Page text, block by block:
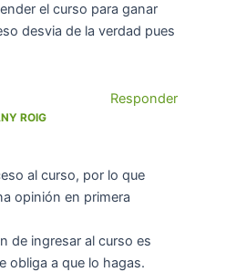
el curso para ganar
desvia de la verdad pues
Responder
ROIG
al curso, por lo que
opinión en primera
de ingresar al curso es
obliga a que lo hagas.